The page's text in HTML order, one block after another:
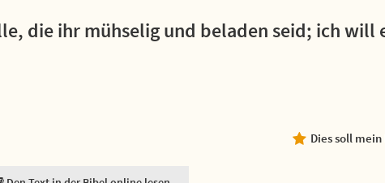
die ihr mühselig und beladen seid; ich will
Dies soll